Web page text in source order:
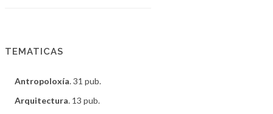
TEMATICAS
Antropoloxía. 31 pub.
Arquitectura. 13 pub.